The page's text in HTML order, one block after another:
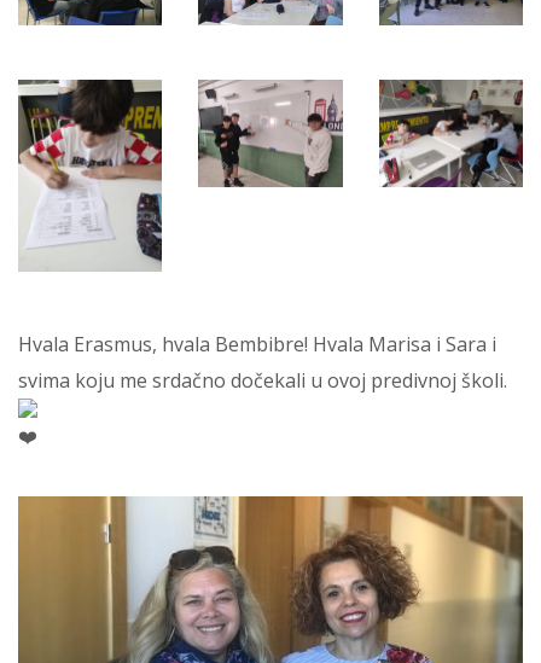
Hvala Erasmus, hvala Bembibre! Hvala Marisa i Sara i
svima koju me srdačno dočekali u ovoj predivnoj školi.